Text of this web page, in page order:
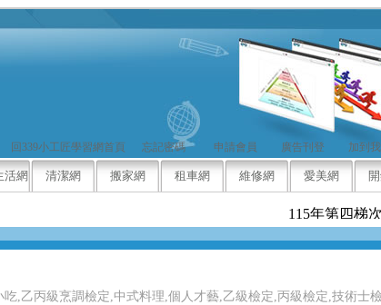
回339小工匠學習網首頁 忘記密碼 申請會員 廣告刊登 加到
活網 清潔網 搬家網 租車網 維修網 愛美網
115年第四梯
,乙丙級烹調檢定,中式料理,個人才藝,乙級檢定,丙級檢定,技術士